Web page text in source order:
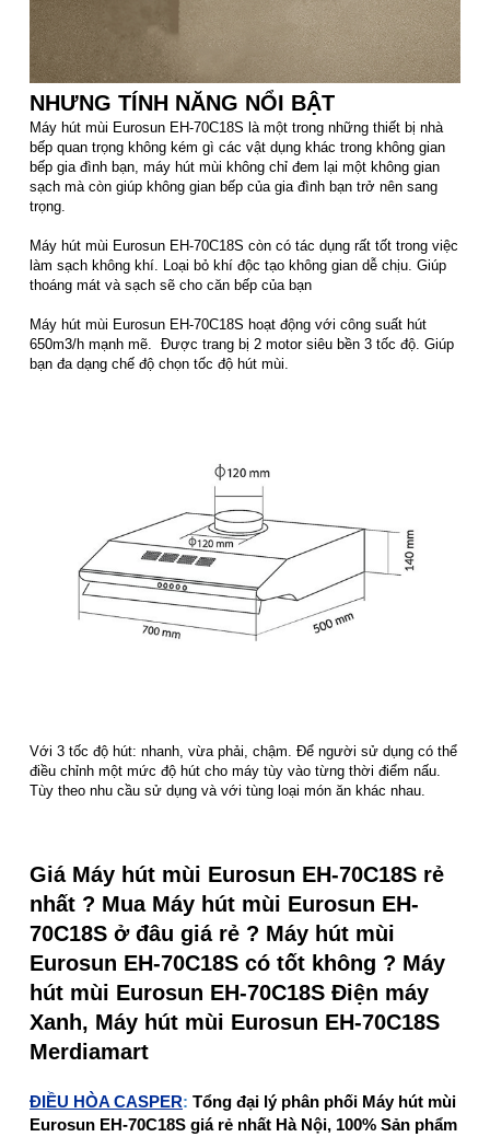
NHƯNG TÍNH NĂNG NỔI BẬT
Máy hút mùi Eurosun EH-70C18S là một trong những thiết bị nhà
bếp quan trọng không kém gì các vật dụng khác trong không gian
bếp gia đình bạn, máy hút mùi không chỉ đem lại một không gian
sạch mà còn giúp không gian bếp của gia đình bạn trở nên sang
trọng.
Máy hút mùi Eurosun EH-70C18S còn có tác dụng rất tốt trong việc
làm sạch không khí. Loại bỏ khí độc tạo không gian dễ chịu. Giúp
thoáng mát và sạch sẽ cho căn bếp của bạn
Máy hút mùi Eurosun EH-70C18S hoạt động với công suất hút
650m3/h mạnh mẽ. Được trang bị 2 motor siêu bền 3 tốc độ. Giúp
bạn đa dạng chế độ chọn tốc độ hút mùi.
Với 3 tốc độ hút: nhanh, vừa phải, chậm. Để người sử dụng có thể
điều chỉnh một mức độ hút cho máy tùy vào từng thời điểm nấu.
Tùy theo nhu cầu sử dụng và với tùng loại món ăn khác nhau.
Giá Máy hút mùi Eurosun EH-70C18S rẻ
nhất ? Mua Máy hút mùi Eurosun EH-
70C18S ở đâu giá rẻ ? Máy hút mùi
Eurosun EH-70C18S có tốt không ? Máy
hút mùi Eurosun EH-70C18S Điện máy
Xanh, Máy hút mùi Eurosun EH-70C18S
Merdiamart
ĐIỀU HÒA CASPER: Tổng đại lý phân phối Máy hút mùi
Eurosun EH-70C18S giá rẻ nhất Hà Nội, 100% Sản phẩm